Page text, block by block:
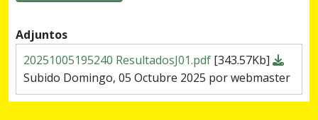
Adjuntos
20251005195240 ResultadosJ01.pdf [343.57Kb]
Subido Domingo, 05 Octubre 2025 por webmaster